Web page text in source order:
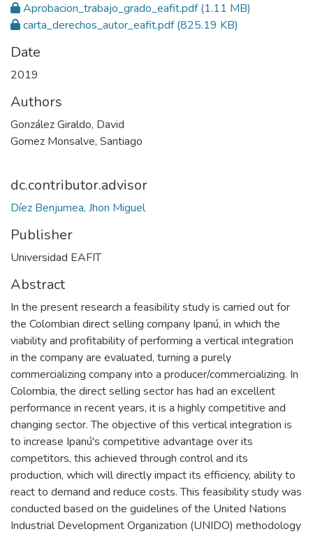
Aprobacion_trabajo_grado_eafit.pdf(1.11 MB)
carta_derechos_autor_eafit.pdf(825.19 KB)
Date
2019
Authors
González Giraldo, David
Gomez Monsalve, Santiago
dc.contributor.advisor
Díez Benjumea, Jhon Miguel
Publisher
Universidad EAFIT
Abstract
In the present research a feasibility study is carried out for
the Colombian direct selling company Ipanú, in which the
viability and profitability of performing a vertical integration
in the company are evaluated, turning a purely
commercializing company into a producer/commercializing. In
Colombia, the direct selling sector has had an excellent
performance in recent years, it is a highly competitive and
changing sector. The objective of this vertical integration is
to increase Ipanú's competitive advantage over its
competitors, this achieved through control and its
production, which will directly impact its efficiency, ability to
react to demand and reduce costs. This feasibility study was
conducted based on the guidelines of the United Nations
Industrial Development Organization (UNIDO) methodology